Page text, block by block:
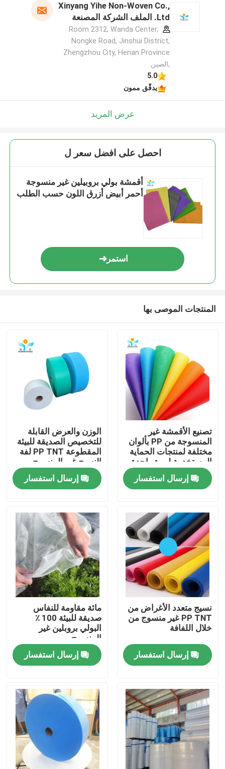
مسكن
معلومات عنا
جولة في المعمل
مراقبة الجودة
اطلب اقتباس
ملابس واقية يمكن التخلص منها
بذلات واقية يمكن التخلص منها
معطف واقي يمكن التخلص منه
Xinyang Yihe Non-Woven Co.,
Ltd. الملف الشركة المصنعة
Room 2312, Wanda Center,
Nongke Road, Jinshui District,
Zhengzhou City, Henan Province
,الصين
5.0
يدقّق ممون
عرض المزيد
احصل على افضل سعر ل
أقمشة بولي بروبيلين غير منسوجة
أحمر أبيض أزرق اللون حسب الطلب
استمر
المنتجات الموصى بها
تصنيع الأقمشة غير
المنسوجة من PP بألوان
مختلفة لمنتجات الحماية
المستخدمة لمرة واحدة
إرسال استفسار
الوزن والعرض القابلة
للتخصيص الصديقة للبيئة
المقطوعة PP TNT لفة
النسيج غير المنسوج
إرسال استفسار
نسيج متعدد الأغراض من
PP TNT غير منسوج من
خلال اللفافة
إرسال استفسار
مائة مقاومة للنفاس
صديقة للبيئة 100 ٪
البولي بروبلين غير
المنسوج
إرسال استفسار